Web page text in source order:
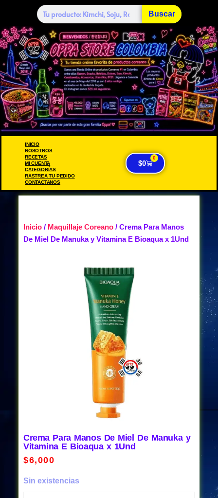
Buscar
INICIO
NOSOTROS
RECETAS
MI CUENTA
CATEGORÍAS
RASTREA TU PEDIDO
CONTACTANOS
$0
0
Inicio / Maquillaje Coreano / Crema Para Manos
De Miel De Manuka y Vitamina E Bioaqua x 1Und
Crema Para Manos De Miel De Manuka y
Vitamina E Bioaqua x 1Und
$6,000
Sin existencias